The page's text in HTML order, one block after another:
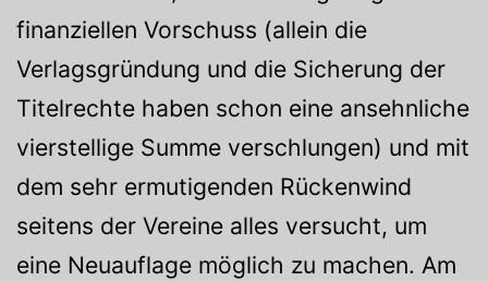
finanziellen Vorschuss (allein die
Verlagsgründung und die Sicherung der
Titelrechte haben schon eine ansehnliche
vierstellige Summe verschlungen) und mit
dem sehr ermutigenden Rückenwind
seitens der Vereine alles versucht, um
eine Neuauflage möglich zu machen. Am